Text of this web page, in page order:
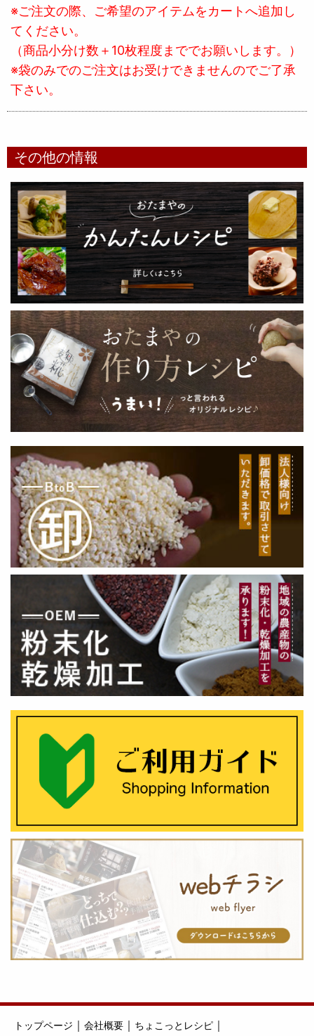
※ご注文の際、ご希望のアイテムをカートへ追加し
てください。
（商品小分け数＋10枚程度まででお願いします。）
※袋のみでのご注文はお受けできませんのでご了承
下さい。
その他の情報
トップページ ｜ 会社概要 ｜ ちょこっとレシピ ｜